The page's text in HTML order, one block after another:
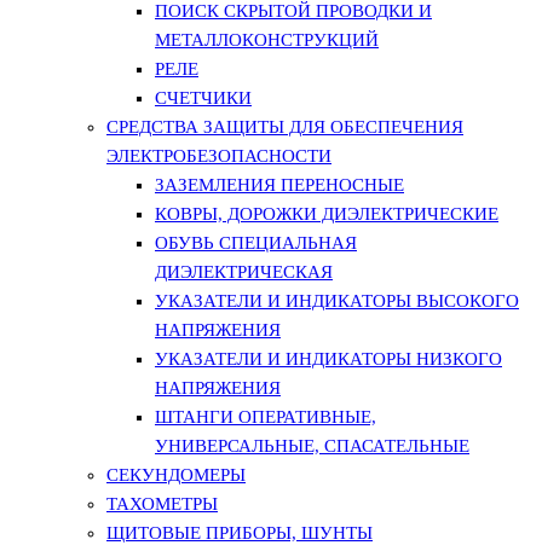
ПОИСК СКРЫТОЙ ПРОВОДКИ И
МЕТАЛЛОКОНСТРУКЦИЙ
РЕЛЕ
СЧЕТЧИКИ
СРЕДСТВА ЗАЩИТЫ ДЛЯ ОБЕСПЕЧЕНИЯ
ЭЛЕКТРОБЕЗОПАСНОСТИ
ЗАЗЕМЛЕНИЯ ПЕРЕНОСНЫЕ
КОВРЫ, ДОРОЖКИ ДИЭЛЕКТРИЧЕСКИЕ
ОБУВЬ СПЕЦИАЛЬНАЯ
ДИЭЛЕКТРИЧЕСКАЯ
УКАЗАТЕЛИ И ИНДИКАТОРЫ ВЫСОКОГО
НАПРЯЖЕНИЯ
УКАЗАТЕЛИ И ИНДИКАТОРЫ НИЗКОГО
НАПРЯЖЕНИЯ
ШТАНГИ ОПЕРАТИВНЫЕ,
УНИВЕРСАЛЬНЫЕ, СПАСАТЕЛЬНЫЕ
СЕКУНДОМЕРЫ
ТАХОМЕТРЫ
ЩИТОВЫЕ ПРИБОРЫ, ШУНТЫ